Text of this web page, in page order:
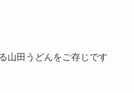
山田うどんをご存じです